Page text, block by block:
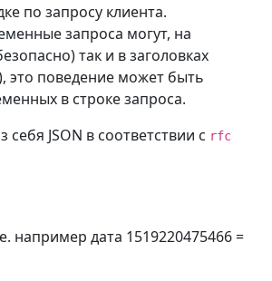
по запросу клиента.
запроса могут, на
так и в заголовках
это поведение может быть
в строке запроса.
JSON в соответствии с rfc
например дата 1519220475466 =